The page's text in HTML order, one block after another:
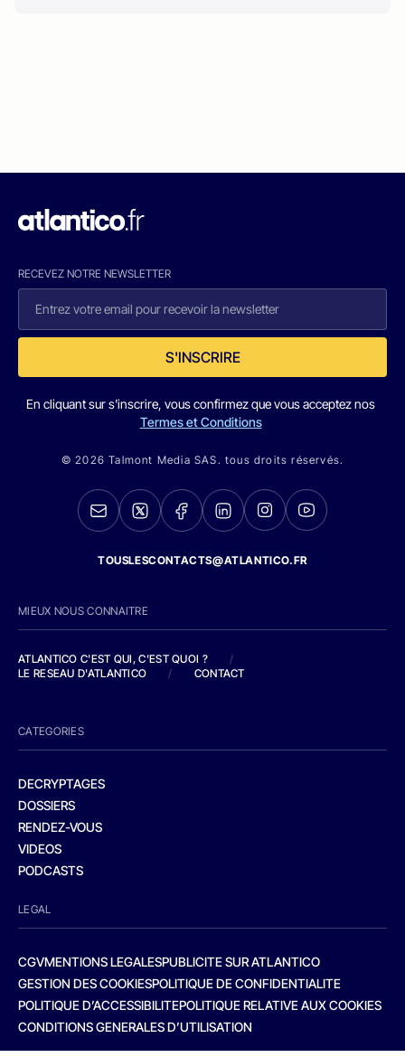
RECEVEZ NOTRE NEWSLETTER
S'INSCRIRE
En cliquant sur s'inscrire, vous confirmez que vous acceptez nos
Termes et Conditions
© 2026 Talmont Media SAS. tous droits réservés.
TOUSLESCONTACTS@ATLANTICO.FR
MIEUX NOUS CONNAITRE
ATLANTICO C'EST QUI, C'EST QUOI ?
/
LE RESEAU D'ATLANTICO
/ CONTACT
CATEGORIES
DECRYPTAGES
DOSSIERS
RENDEZ-VOUS
VIDEOS
PODCASTS
LEGAL
CGVMENTIONS LEGALESPUBLICITE SUR ATLANTICO
GESTION DES COOKIESPOLITIQUE DE CONFIDENTIALITE
POLITIQUE D’ACCESSIBILITEPOLITIQUE RELATIVE AUX COOKIES
CONDITIONS GENERALES D’UTILISATION